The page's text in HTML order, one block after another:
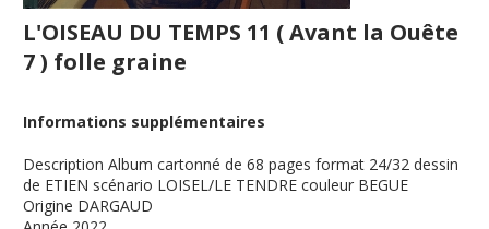
L'OISEAU DU TEMPS 11 ( Avant la Ouête
7 ) folle graine
Informations supplémentaires
Description Album cartonné de 68 pages format 24/32 dessin
de ETIEN scénario LOISEL/LE TENDRE couleur BEGUE
Origine DARGAUD